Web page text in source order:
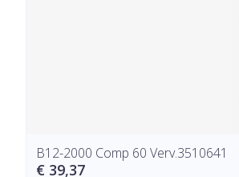
B12-2000 Comp 60 Verv.3510641
€ 39,37